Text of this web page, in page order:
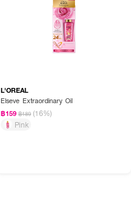
L'OREAL
Elseve Extraordinary Oil
฿159 ฿189 (16%)
Pink